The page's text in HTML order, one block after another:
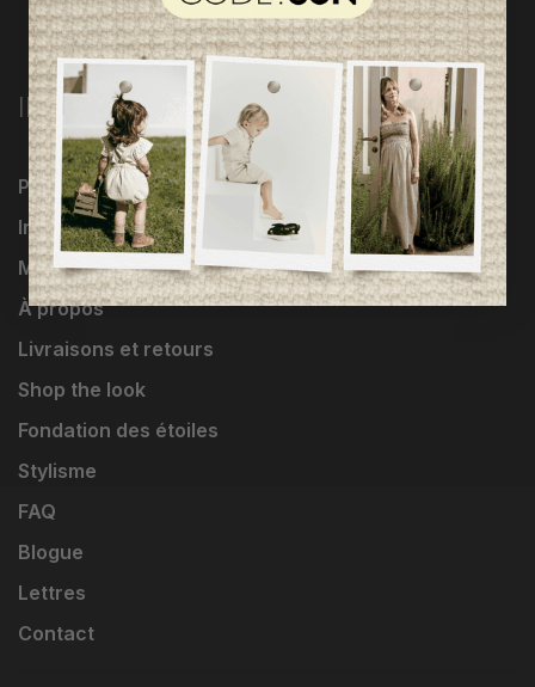
INFORMATIONS
Programme Loyauté
Influenceuses
Marques
À propos
Livraisons et retours
Shop the look
Fondation des étoiles
Stylisme
FAQ
Blogue
Lettres
Contact